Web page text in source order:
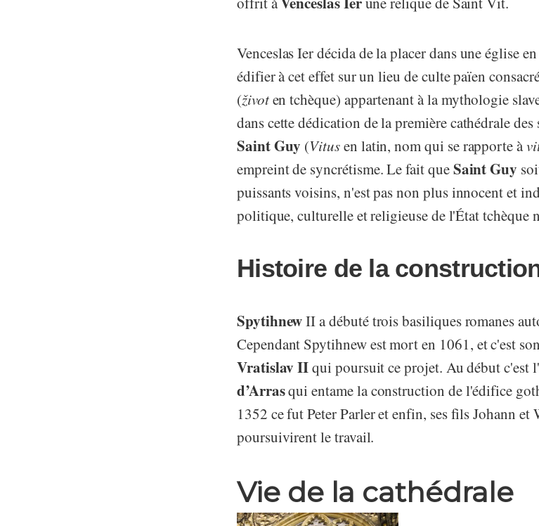
Venceslas Ier décida de la placer dans une église
édifier à cet effet sur un lieu de culte païen
(životen tchèque) appartenant à la mythologie
dans cette dédication de la première cathédrale des
Saint Guy (Vitusen latin, nom qui se rapporte à
empreint de syncrétisme. Le fait queSaint Guy
puissants voisins, n'est pas non plus innocent et
politique, culturelle et religieuse de l'État tchèque
Histoire de la
SpytihnewII a débuté trois basiliques romanes
Cependant Spytihnew est mort en 1061, et c'est
Vratislav IIqui poursuit ce projet. Au début c'est
d’Arrasqui entame la construction de l'édifice
1352 ce fut Peter Parler et enfin, ses fils Johann et
poursuivirent le travail.
Vie de la cathédrale